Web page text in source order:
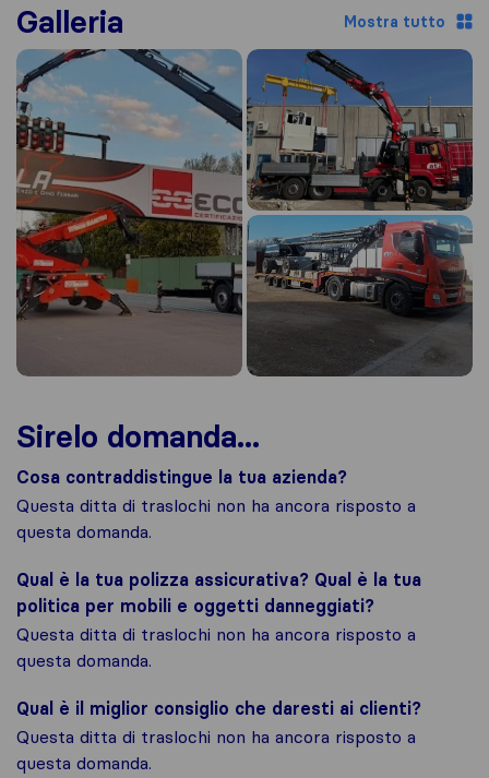
Galleria Mostra tutto
Sirelo domanda...
Cosa contraddistingue la tua azienda?
Questa ditta di traslochi non ha ancora risposto a
questa domanda.
Qual è la tua polizza assicurativa? Qual è la tua
politica per mobili e oggetti danneggiati?
Questa ditta di traslochi non ha ancora risposto a
questa domanda.
Qual è il miglior consiglio che daresti ai clienti?
Questa ditta di traslochi non ha ancora risposto a
questa domanda.